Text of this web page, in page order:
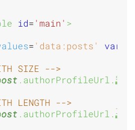
id= 'main' >
= 'data:posts' var
SIZE -->
.authorProfileUrl. size
LENGTH -->
.authorProfileUrl.